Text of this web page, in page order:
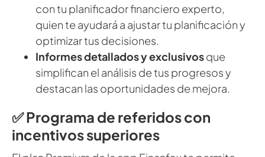
con tu planificador financiero experto,
quien te ayudará a ajustar tu planificación y
optimizar tus decisiones.
Informes detallados y exclusivosque
simplifican el análisis de tus progresos y
destacan las oportunidades de mejora.
✅ Programa de referidos con
incentivos superiores